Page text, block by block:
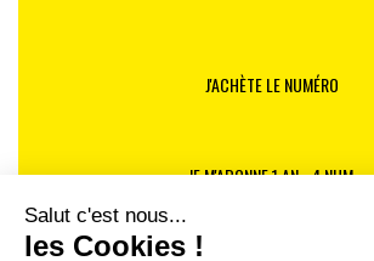
J'ACHÈTE LE NUMÉRO
JE M'ABONNE 1 AN - 4 NUM.